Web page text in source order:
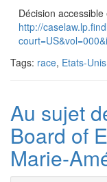
Décision accessible
http://
Tags: race, Etats-Unis
Au sujet
Board of
Marie-